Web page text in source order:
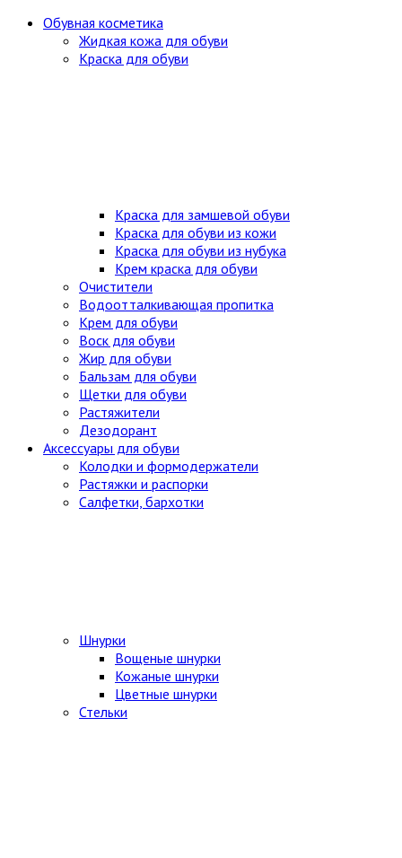
Обувная косметика
Жидкая кожа для обуви
Краска для обуви
Краска для замшевой обуви
Краска для обуви из кожи
Краска для обуви из нубука
Крем краска для обуви
Очистители
Водоотталкивающая пропитка
Крем для обуви
Воск для обуви
Жир для обуви
Бальзам для обуви
Щетки для обуви
Растяжители
Дезодорант
Аксессуары для обуви
Колодки и формодержатели
Растяжки и распорки
Салфетки, бархотки
Шнурки
Вощеные шнурки
Кожаные шнурки
Цветные шнурки
Стельки